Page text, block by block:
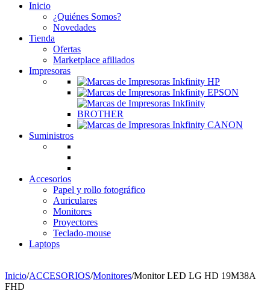
Inicio
¿Quiénes Somos?
Novedades
Tienda
Ofertas
Marketplace afiliados
Impresoras
Suministros
Accesorios
Papel y rollo fotográfico
Auriculares
Monitores
Proyectores
Teclado-mouse
Laptops
Inicio/ACCESORIOS/Monitores/Monitor LED LG HD 19M38A
FHD